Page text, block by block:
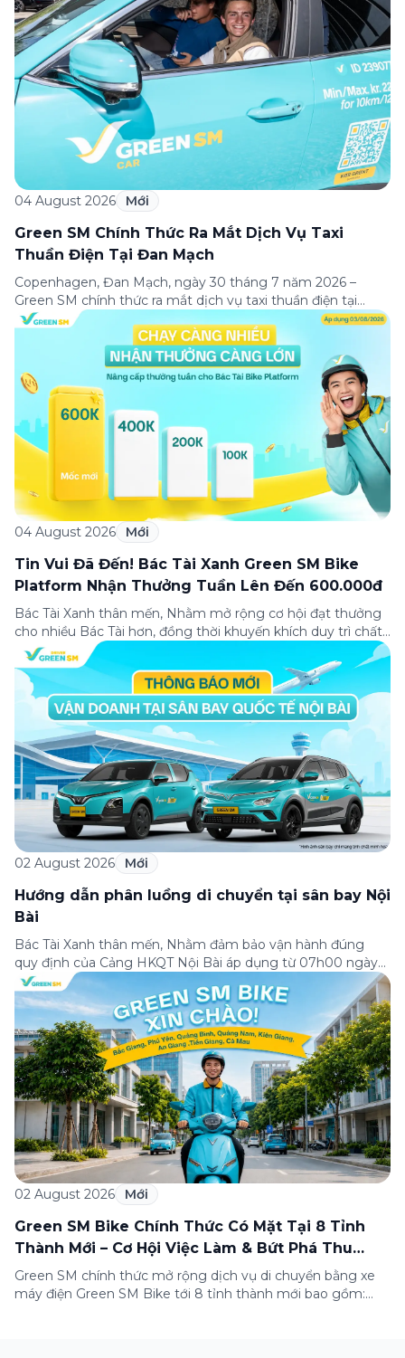
04 August 2026 Mới
Green SM Chính Thức Ra Mắt Dịch Vụ Taxi
Thuần Điện Tại Đan Mạch
Copenhagen, Đan Mạch, ngày 30 tháng 7 năm 2026 –
Green SM chính thức ra mắt dịch vụ taxi thuần điện tại
Copenhagen, đánh dấu lần đầu tiên thương hiệu có mặt tại
thị trường châu Âu. Đây là một cột mốc quan trọng trong
hành trình mở rộng quốc tế của Green SM, tiếp […]
04 August 2026 Mới
Tin Vui Đã Đến! Bác Tài Xanh Green SM Bike
Platform Nhận Thưởng Tuần Lên Đến 600.000đ
Bác Tài Xanh thân mến, Nhằm mở rộng cơ hội đạt thưởng
cho nhiều Bác Tài hơn, đồng thời khuyến khích duy trì chất
lượng dịch vụ và nâng cao trải nghiệm khách hàng, Green
SM cập nhật Chính sách Thưởng tuần dành cho Bác Tài
Xanh Green SM Bike Platform. 📌 Nội dung cập […]
02 August 2026 Mới
Hướng dẫn phân luồng di chuyển tại sân bay Nội
Bài
Bác Tài Xanh thân mến, Nhằm đảm bảo vận hành đúng
quy định của Cảng HKQT Nội Bài áp dụng từ 07h00 ngày
03/08/2026, Green SM gửi tới Bác Tài Xanh hướng dẫn
phân luồng di chuyển quan trọng như sau: ✈️ NHÀ GA T2
(QUỐC TẾ) ✅ ĐÓN KHÁCH – Hành khách sử dụng ứng
dụng […]
02 August 2026 Mới
Green SM Bike Chính Thức Có Mặt Tại 8 Tỉnh
Thành Mới – Cơ Hội Việc Làm & Bứt Phá Thu
Nhập Dành Cho Bạn!
Green SM chính thức mở rộng dịch vụ di chuyển bằng xe
máy điện Green SM Bike tới 8 tỉnh thành mới bao gồm: